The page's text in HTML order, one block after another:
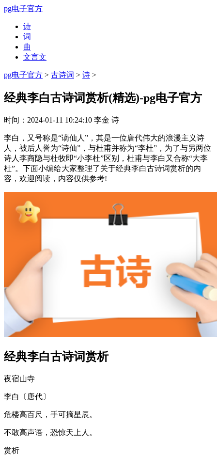
pg电子官方
诗
词
曲
文言文
pg电子官方 > 古诗词 > 诗 >
经典李白古诗词赏析(精选)-pg电子官方
时间： 2024-01-11 10:24:10 李金 诗
李白，又号称是“谪仙人”，其是一位唐代伟大的浪漫主义诗
人，被后人誉为“诗仙”，与杜甫并称为“李杜”，为了与另两位
诗人李商隐与杜牧即“小李杜”区别，杜甫与李白又合称“大李
杜”。下面小编给大家整理了关于经典李白古诗词赏析的内
容，欢迎阅读，内容仅供参考!
经典李白古诗词赏析
夜宿山寺
李白〔唐代〕
危楼高百尺，手可摘星辰。
不敢高声语，恐惊天上人。
赏析